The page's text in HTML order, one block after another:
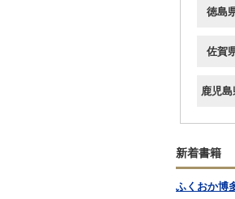
徳島
佐賀
鹿児島
新着書籍
ふくおか博